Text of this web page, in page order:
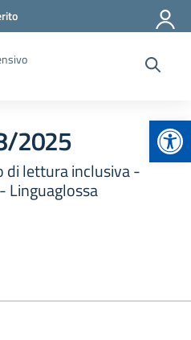
2025
di lettura inclusiva -
Linguaglossa